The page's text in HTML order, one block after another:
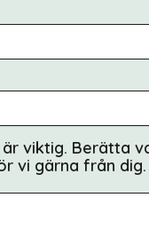
viktig. Berätta
vi gärna från dig.